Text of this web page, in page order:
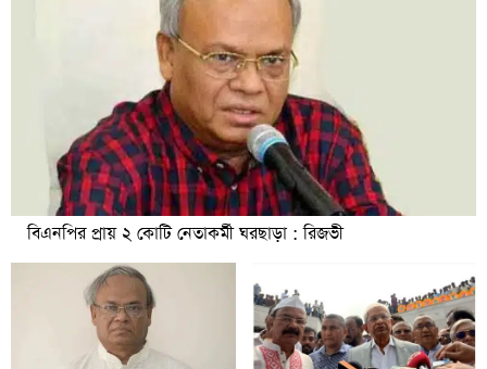
বিএনপির প্রায় ২ কোটি নেতাকর্মী ঘরছাড়া : রিজভী